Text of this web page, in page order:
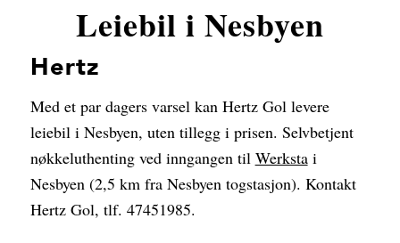
Leiebil i Nesbyen
Hertz
Med et par dagers varsel kan Hertz Gol levere
leiebil i Nesbyen, uten tillegg i prisen. Selvbetjent
nøkkeluthenting ved inngangen til Werkstai
Nesbyen (2,5 km fra Nesbyen togstasjon). Kontakt
Hertz Gol, tlf. 47451985.